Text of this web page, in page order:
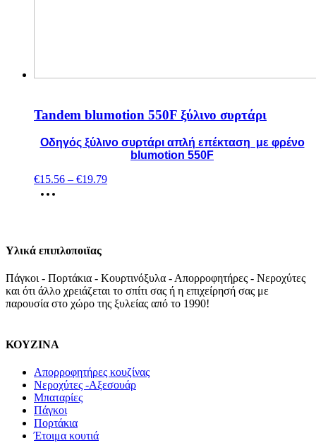
Tandem blumotion 550F ξύλινο συρτάρι
Οδηγός ξύλινο συρτάρι απλή επέκταση με φρένο
blumotion 550F
€15.56 – €19.79
Υλικά επιπλοποιϊας
Πάγκοι - Πορτάκια - Κουρτινόξυλα - Απορροφητήρες - Νεροχύτες
και ότι άλλο χρειάζεται το σπίτι σας ή η επιχείρησή σας με
παρουσία στο χώρο της ξυλείας από το 1990!
ΚΟΥΖΙΝΑ
Απορροφητήρες κουζίνας
Νεροχύτες -Αξεσουάρ
Μπαταρίες
Πάγκοι
Πορτάκια
Έτοιμα κουτιά